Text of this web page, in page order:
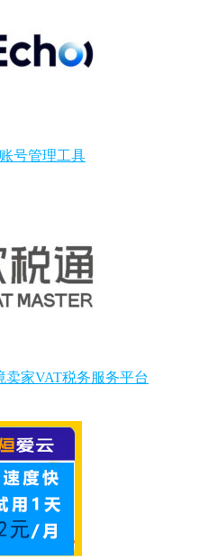
号管理工具
家VAT税务服务平台